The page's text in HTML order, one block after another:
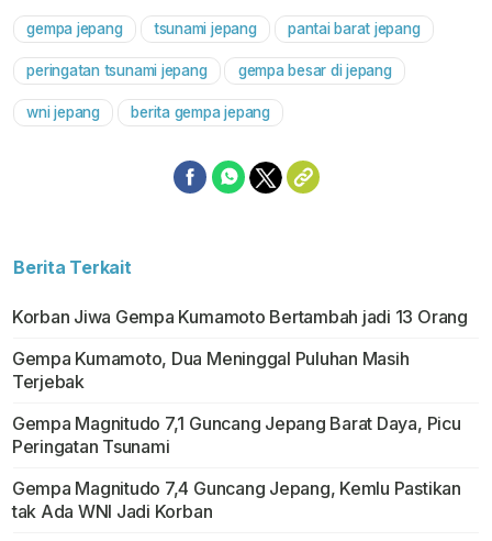
Mute
gempa jepang tsunami jepang pantai barat jepang
peringatan tsunami jepang gempa besar di jepang
wni jepang berita gempa jepang
Berita Terkait
Korban Jiwa Gempa Kumamoto Bertambah jadi 13 Orang
Gempa Kumamoto, Dua Meninggal Puluhan Masih
Terjebak
Gempa Magnitudo 7,1 Guncang Jepang Barat Daya, Picu
Peringatan Tsunami
Gempa Magnitudo 7,4 Guncang Jepang, Kemlu Pastikan
tak Ada WNI Jadi Korban